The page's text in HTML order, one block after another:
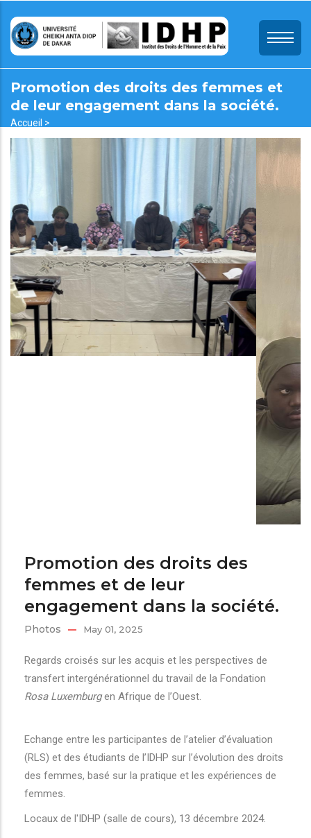
au
contenu
Promotion des droits des femmes et
de leur engagement dans la société.
Fil
d'Ariane
Accueil >
Promotion Des Droits Des Femmes Et De Leur Engagement Dans
La Société.
Promotion des droits des
femmes et de leur
engagement dans la société.
Photos May 01, 2025
Regards croisés sur les acquis et les perspectives de
transfert intergénérationnel du travail de la Fondation
Rosa Luxemburgen Afrique de l’Ouest.
Echange entre les participantes de l’atelier d’évaluation
(RLS) et des étudiants de l’IDHP sur l’évolution des droits
des femmes, basé sur la pratique et les expériences de
femmes.
Locaux de l'IDHP (salle de cours), 13 décembre 2024.